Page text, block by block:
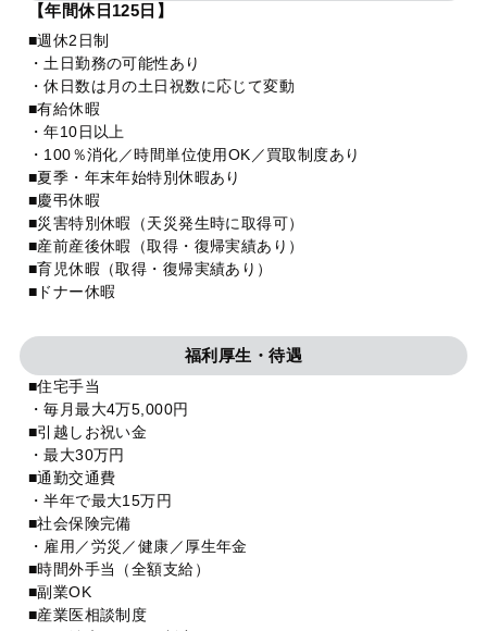
【年間休日125日】
■週休2日制
・土日勤務の可能性あり
・休日数は月の土日祝数に応じて変動
■有給休暇
・年10日以上
・100％消化／時間単位使用OK／買取制度あり
■夏季・年末年始特別休暇あり
■慶弔休暇
■災害特別休暇（天災発生時に取得可）
■産前産後休暇（取得・復帰実績あり）
■育児休暇（取得・復帰実績あり）
■ドナー休暇
福利厚生・待遇
■住宅手当
・毎月最大4万5,000円
■引越しお祝い金
・最大30万円
■通勤交通費
・半年で最大15万円
■社会保険完備
・雇用／労災／健康／厚生年金
■時間外手当（全額支給）
■副業OK
■産業医相談制度